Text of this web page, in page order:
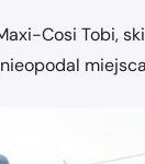
Cosi Tobi,